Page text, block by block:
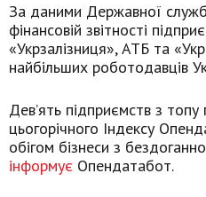
За даними Державної
фінансовій звітності
«Укрзалізниця», АТБ та
найбільших роботодавців
Дев’ять підприємств з
цьогорічного Індексу
обігом бізнеси з
інформує Опендатабот.